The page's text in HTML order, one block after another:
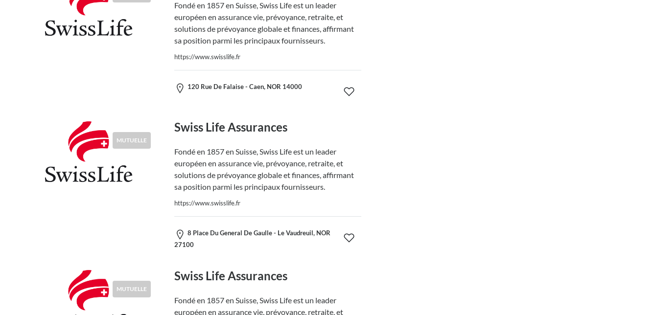
Fondé en 1857 en Suisse, Swiss Life est un leader
européen en assurance vie, prévoyance, retraite, et
solutions de prévoyance globale et finances, affirmant
sa position parmi les principaux fournisseurs.
https://www.swisslife.fr
120 Rue De Falaise - Caen, NOR 14000
MUTUELLE
Swiss Life Assurances
Fondé en 1857 en Suisse, Swiss Life est un leader
européen en assurance vie, prévoyance, retraite, et
solutions de prévoyance globale et finances, affirmant
sa position parmi les principaux fournisseurs.
https://www.swisslife.fr
8 Place Du General De Gaulle - Le Vaudreuil, NOR
27100
MUTUELLE
Swiss Life Assurances
Fondé en 1857 en Suisse, Swiss Life est un leader
européen en assurance vie, prévoyance, retraite, et